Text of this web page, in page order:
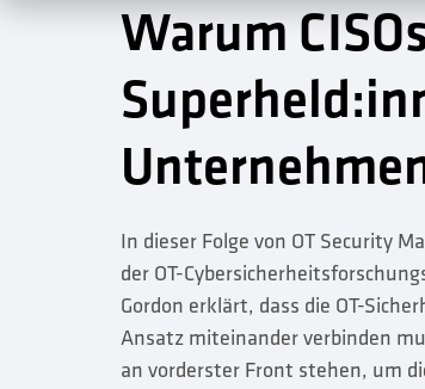
Warum
In dieser Folge von OT Security
der OT-
Gordon erklärt, dass die OT-
Ansatz miteinander verbinden
an vorderster Front stehen, um